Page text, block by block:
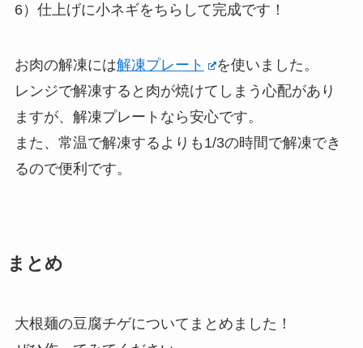
6）仕上げに小ネギをちらして完成です！
お肉の解凍には解凍プレート
を使いました。
レンジで解凍すると肉が焼けてしまう心配があり
ますが、解凍プレートなら安心です。
また、常温で解凍するよりも1/3の時間で解凍でき
るので便利です。
まとめ
大根麺の豆腐チゲについてまとめました！